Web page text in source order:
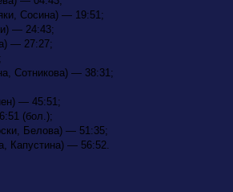
Сосина) — 19:51;
— 24:43;
— 27:27;
Сотникова) — 38:31;
— 45:51;
(бол.);
Белова) — 51:35;
Капустина) — 56:52.